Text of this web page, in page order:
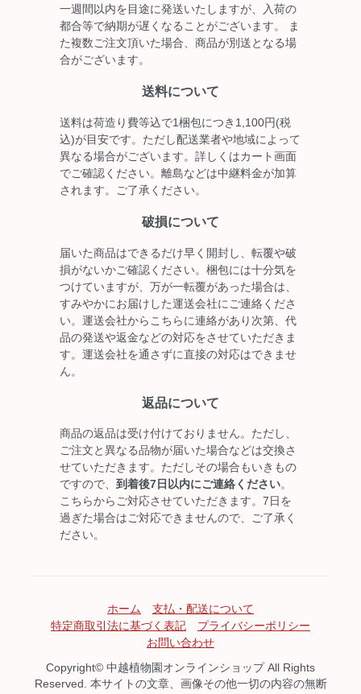
一週間以内を目途に発送いたしますが、入荷の
都合等で納期が遅くなることがございます。 ま
た複数ご注文頂いた場合、商品が別送となる場
合がございます。
送料について
送料は荷造り費等込で1梱包につき1,100円(税
込)が目安です。ただし配送業者や地域によって
異なる場合がございます。詳しくはカート画面
でご確認ください。離島などは中継料金が加算
されます。ご了承ください。
破損について
届いた商品はできるだけ早く開封し、転覆や破
損がないかご確認ください。梱包には十分気を
つけていますが、万が一転覆があった場合は、
すみやかにお届けした運送会社にご連絡くださ
い。運送会社からこちらに連絡があり次第、代
品の発送や返金などの対応をさせていただきま
す。運送会社を通さずに直接の対応はできませ
ん。
返品について
商品の返品は受け付けておりません。ただし、
ご注文と異なる品物が届いた場合などは交換さ
せていただきます。ただしその場合もいきもの
ですので、 到着後7日以内にご連絡ください。
こちらからご対応させていただきます。7日を
過ぎた場合はご対応できませんので、ご了承く
ださい。
ホーム
支払・配送について
特定商取引法に基づく表記
プライバシーポリシー
お問い合わせ
Copyright© 中越植物園オンラインショップ All Rights
Reserved. 本サイトの文章、画像その他一切の内容の無断